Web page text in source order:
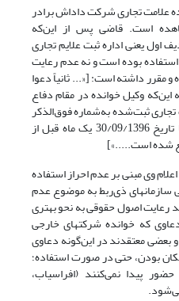
علامت تجاری شرکت داداش برادر
است. قاضی پس ‌از این‌که
اول یعنی اداره ثبت علایم تجاری
بوده است و نه عدم رعایت
مقرر داشته است: [«... ثانیاً دعوا
وکیل خوانده در مقام دفاع
تجاری ثبت‌شده به‌شماره فوق‌الذکر
از تاریخ ثبت مورخ 28/11/1388 تا تاریخ 30/09/1396 یک ماه قبل از
‌شده است.....»]
وی مبنی بر عدم احراز استفاده
سازمانهای ذی‌ربط به موضوع عدم
رعایت اصول حقوقی به نحو بهتری
که خوانده شرکتهای خارجی
معتقدند در این‌گونه دعاوی
بودن، حتی در صورت استفاده؛
پیدا نمی‌کنند (افراسیاب،